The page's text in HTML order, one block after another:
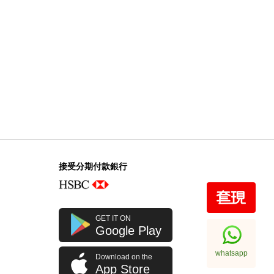
接受分期付款銀行
GET IT ON
Google Play
Download on the
App Store
whatsapp